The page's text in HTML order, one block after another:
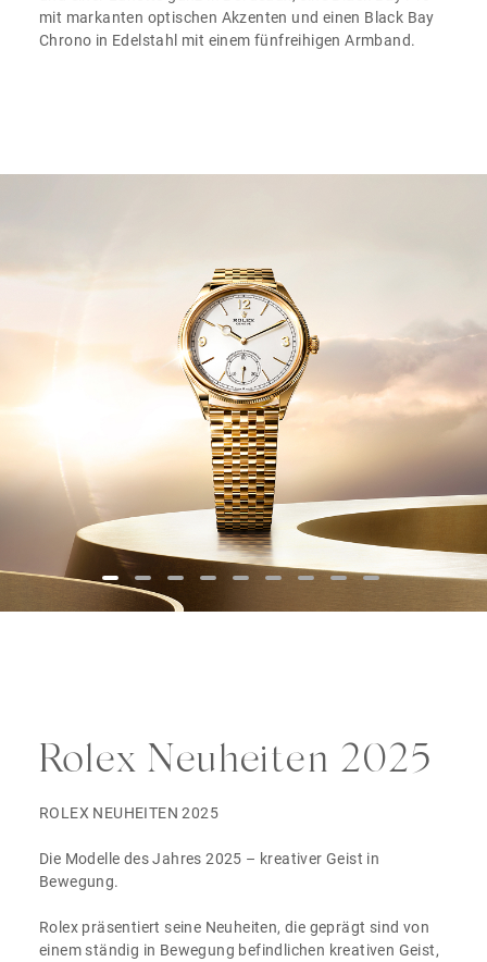
mit markanten optischen Akzenten und einen Black Bay
Chrono in Edelstahl mit einem fünfreihigen Armband.
Rolex Neuheiten 2025
ROLEX NEUHEITEN 2025
Die Modelle des Jahres 2025 – kreativer Geist in
Bewegung.
Rolex präsentiert seine Neuheiten, die geprägt sind von
einem ständig in Bewegung befindlichen kreativen Geist,